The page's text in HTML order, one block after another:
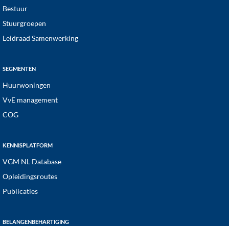
Bestuur
Stuurgroepen
Leidraad Samenwerking
SEGMENTEN
Huurwoningen
VvE management
COG
KENNISPLATFORM
VGM NL Database
Opleidingsroutes
Publicaties
BELANGENBEHARTIGING